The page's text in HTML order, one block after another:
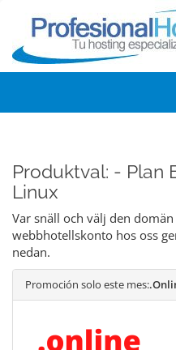
Produktval: - Plan
Linux
Var snäll och välj den
webbhotellskonto hos oss
nedan.
Promoción solo este mes: